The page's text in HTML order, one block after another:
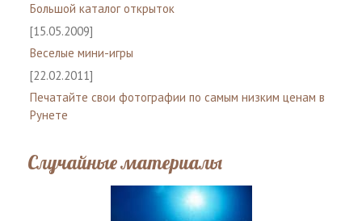
Большой каталог открыток
[15.05.2009]
Веселые мини-игры
[22.02.2011]
Печатайте свои фотографии по самым низким ценам в
Рунете
Случайные материалы